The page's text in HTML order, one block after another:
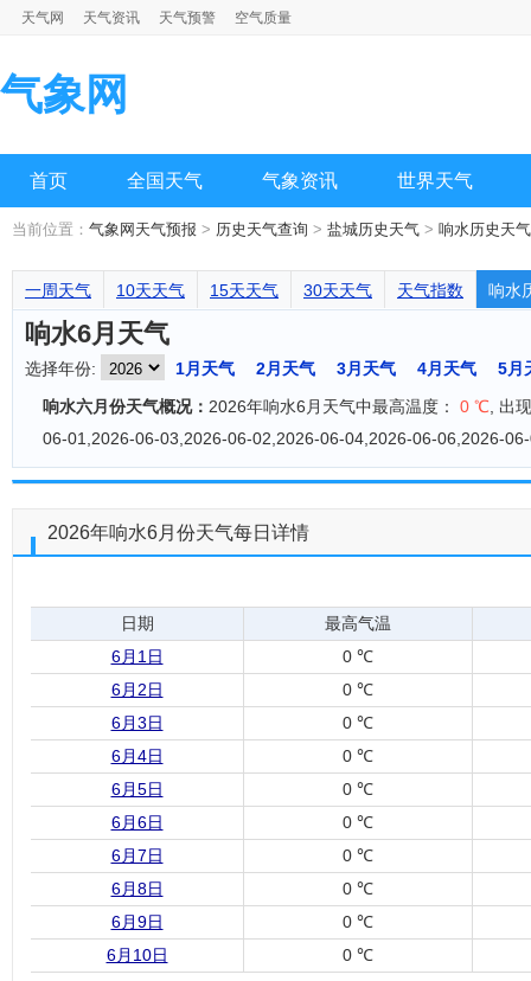
天气网 天气资讯 天气预警 空气质量
气象网
首页 全国天气 气象资讯 世界天气
当前位置： 气象网天气预报 > 历史天气查询 > 盐城历史天气 > 响水历史天气
一周天气 10天天气 15天天气 30天天气 天气指数 响水
响水6月天气
选择年份: 1月天气 2月天气 3月天气 4月天气
5月
响水六月份天气概况： 2026年响水6月天气中最高温度： 0 ℃ , 出
06-01,2026-06-03,2026-06-02,2026-06-04,2026-06-06,2026-
2026年响水6月份天气每日详情
日期
最高气温
6月1日
0 ℃
6月2日
0 ℃
6月3日
0 ℃
6月4日
0 ℃
6月5日
0 ℃
6月6日
0 ℃
6月7日
0 ℃
6月8日
0 ℃
6月9日
0 ℃
6月10日
0 ℃